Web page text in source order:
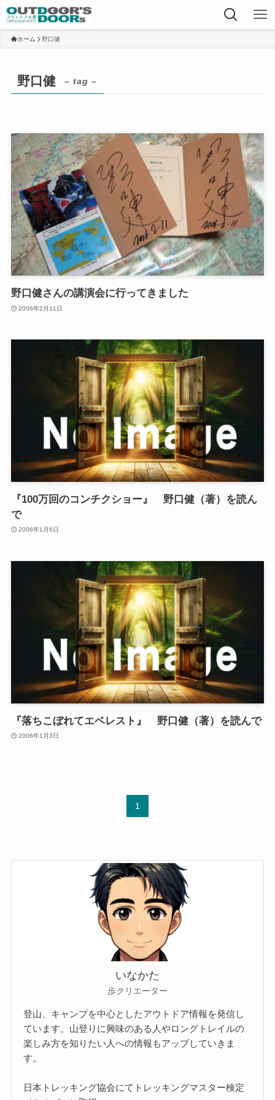
ホーム 野口健
野口健 – tag –
野口健さんの講演会に行ってきました
2006年2月11日
『100万回のコンチクショー』 野口健（著）を読ん
で
2006年1月6日
『落ちこぼれてエベレスト』 野口健（著）を読んで
2006年1月3日
1
いなかた
歩クリエーター
登山、キャンプを中心としたアウトドア情報を発信し
ています。山登りに興味のある人やロングトレイルの
楽しみ方を知りたい人への情報もアップしていきま
す。
日本トレッキング協会にてトレッキングマスター検定